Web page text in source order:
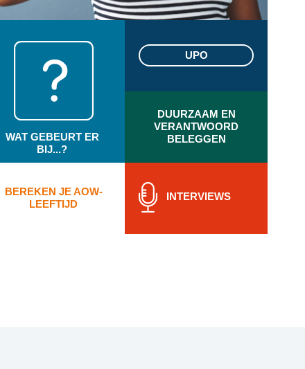
WAT GEBEURT ER
BIJ...?
UPO
DUURZAAM EN
VERANTWOORD
BELEGGEN
BEREKEN JE AOW-
LEEFTIJD
INTERVIEWS